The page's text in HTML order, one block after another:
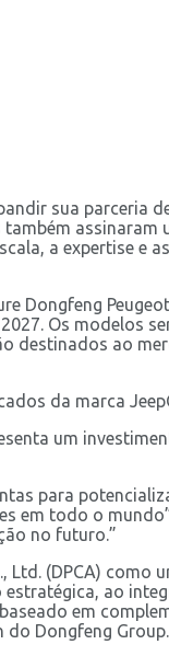
sua parceria
a expertise e
Dongfeng
Os modelos
destinados ao
da marca
um
para
em todo o
no futuro.”
(DPCA) como
ao
em
do Dongfeng Group.